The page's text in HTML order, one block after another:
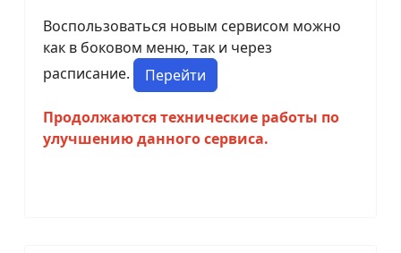
Воспользоваться новым сервисом можно
как в боковом меню, так и через
расписание.
Перейти
Продолжаются технические работы по
улучшению данного сервиса.